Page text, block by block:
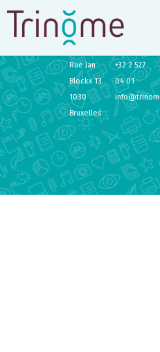
TRINÔME
Rue Jan
Blockx 13
1030
Bruxelles
+32 2 527
04 01